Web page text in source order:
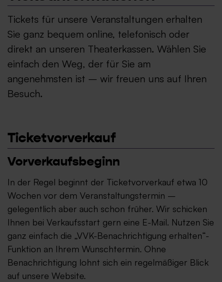
Tickets für unsere Veranstaltungen erhalten
Sie ganz bequem online, telefonisch oder
direkt an unseren Theaterkassen. Wählen Sie
einfach den Weg, der für Sie am
angenehmsten ist – wir freuen uns auf Ihren
Besuch.
Ticketvorverkauf
Vorverkaufsbeginn
In der Regel beginnt der Ticketvorverkauf etwa 10
Wochen vor dem Veranstaltungstermin –
gelegentlich aber auch schon früher. Wir schicken
Ihnen bei Verkaufsstart gern eine E-Mail. Nutzen Sie
ganz einfach die „VVK-Benachrichtigung erhalten“-
Funktion an Ihrem Wunschtermin. Ohne
Benachrichtigung lohnt sich ein regelmäßiger Blick
auf unsere Website.